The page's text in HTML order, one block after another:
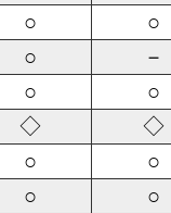
○ ○
○ －
○ ○
◇ ◇
○ ○
○ ○